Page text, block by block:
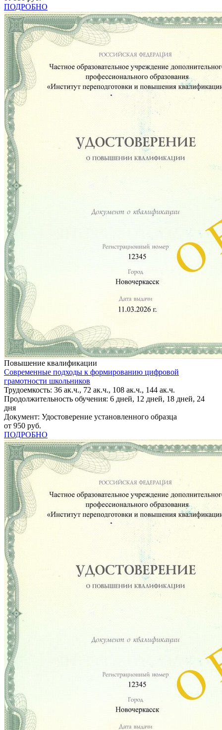
ПОДРОБНО
Повышение квалификации
Современные подходы к формированию цифровой
грамотности школьников
Трудоемкость: 36 ак.ч., 72 ак.ч., 108 ак.ч., 144 ак.ч.
Продолжительность обучения: 6 дней, 12 дней, 18 дней, 24
дня
Документ: Удостоверение установленного образца
от 950 руб.
ПОДРОБНО